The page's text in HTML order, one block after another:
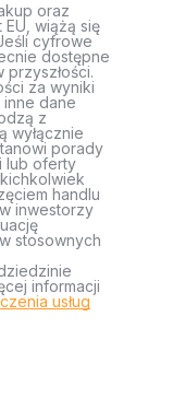
oraz
wiążą się
cyfrowe
dostępne
przyszłości.
za wyniki
dane
z
wyłącznie
porady
lub oferty
handlu
inwestorzy
stosownych
informacji
usług